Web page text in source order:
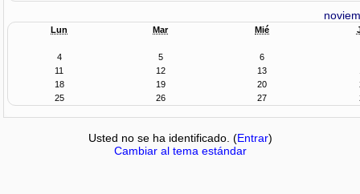
Lun Mar Mié
4 5
6
11
12 13
18
19 20
25
26 27
Usted no se ha identificado. (Entrar)
Cambiar al tema estándar